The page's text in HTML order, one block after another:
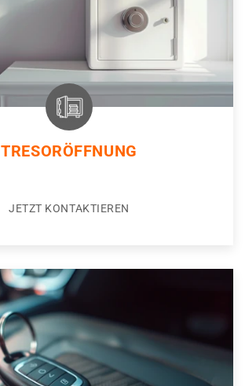
TRESORÖFFNUNG
JETZT KONTAKTIEREN